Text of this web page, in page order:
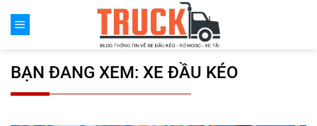
đến
BẠN ĐANG XEM: XE ĐẦU KÉO